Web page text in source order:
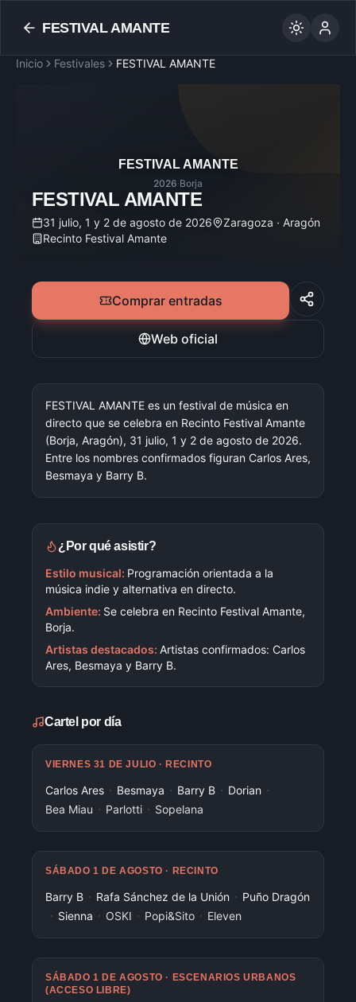
FESTIVAL AMANTE
Inicio Festivales FESTIVAL AMANTE
FESTIVAL AMANTE
2026·Borja
FESTIVAL AMANTE
31 julio, 1 y 2 de agosto de 2026
Zaragoza · Aragón
Recinto Festival Amante
Comprar entradas
Web oficial
FESTIVAL AMANTE es un festival de música en
directo que se celebra en Recinto Festival Amante
(Borja, Aragón), 31 julio, 1 y 2 de agosto de 2026.
Entre los nombres confirmados figuran Carlos Ares,
Besmaya y Barry B.
¿Por qué asistir?
Estilo musical: Programación orientada a la
música indie y alternativa en directo.
Ambiente: Se celebra en Recinto Festival Amante,
Borja.
Artistas destacados: Artistas confirmados: Carlos
Ares, Besmaya y Barry B.
Cartel por día
VIERNES 31 DE JULIO · RECINTO
Carlos Ares · Besmaya · Barry B · Dorian ·
Bea Miau · Parlotti · Sopelana
SÁBADO 1 DE AGOSTO · RECINTO
Barry B · Rafa Sánchez de la Unión · Puño Dragón
· Sienna · OSKI · Popi&Sito · Eleven
SÁBADO 1 DE AGOSTO · ESCENARIOS URBANOS
(ACCESO LIBRE)